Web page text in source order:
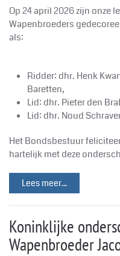
Op 24 april 2026 zijn onze
Wapenbroeders
als:
Ridder: dhr. Henk
Baretten,
Lid: dhr. Pieter den
Lid: dhr. Noud
Het Bondsbestuur
hartelijk met deze
Lees meer...
Koninklijke
Wapenbroeder